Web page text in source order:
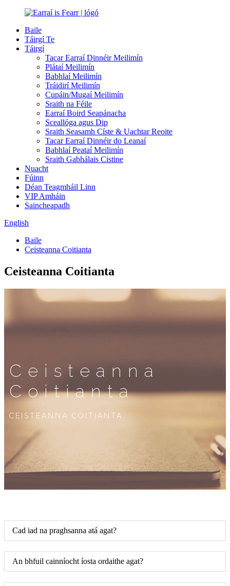
Baile
Táirgí Te
Táirgí
Tacar Earraí Dinnéir Meilimín
Plátaí Meilimín
Babhlaí Meilimín
Tráidirí Meilimín
Cupáin/Mugaí Meilimín
Sraith na Féile
Earraí Boird Seapánacha
Sceallóga agus Dip
Sraith Seasamh Císte & Uachtar Reoite
Tacar Earraí Dinnéir do Leanaí
Babhlaí Peataí Meilimín
Sraith Gabhálais Cistine
Nuacht
Fúinn
Déan Teagmháil Linn
VIP Amháin
Saincheapadh
English
Baile
Ceisteanna Coitianta
Ceisteanna Coitianta
Ceisteanna
Coitianta
CEISTEANNA COITIANTA
Cad iad na praghsanna atá agat?
An bhfuil cainníocht íosta ordaithe agat?